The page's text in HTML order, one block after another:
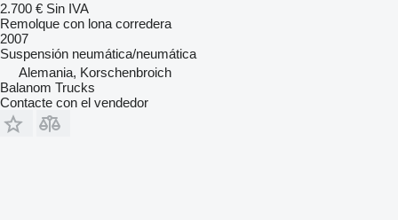
2.700 € Sin IVA
Remolque con lona corredera
2007
Suspensión neumática/neumática
Alemania, Korschenbroich
Balanom Trucks
Contacte con el vendedor